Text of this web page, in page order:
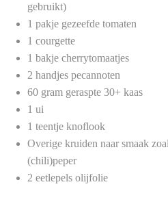
gebruikt)
1 pakje gezeefde tomaten
1 courgette
1 bakje cherrytomaatjes
2 handjes pecannoten
60 gram geraspte 30+ kaas
1 ui
1 teentje knoflook
Overige kruiden naar smaak
(chili)peper
2 eetlepels olijfolie